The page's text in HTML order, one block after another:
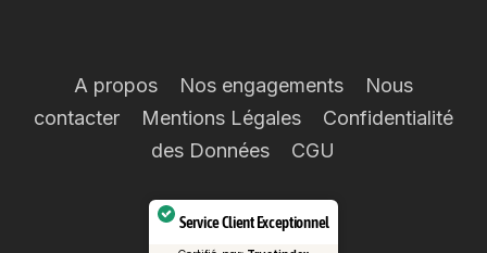
A propos Nos engagements
Nous
contacter
Mentions Légales
Confidentialité
des Données
CGU
Service Client Exceptionnel